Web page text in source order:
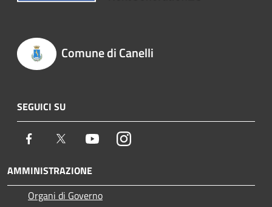
Comune di Canelli
SEGUICI SU
Facebook Twitter YoutubeInstagram
AMMINISTRAZIONE
Organi di Governo